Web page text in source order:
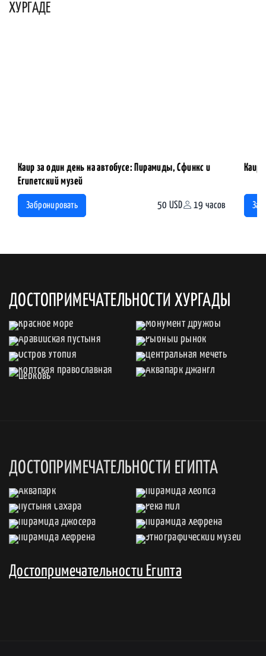
ХУРГАДЕ
Каир за один день на автобусе: Пирамиды, Сфинкс и
Египетский музей
Забронировать 50 USD 19 часов
Каир
ДОСТОПРИМЕЧАТЕЛЬНОСТИ ХУРГАДЫ
ДОСТОПРИМЕЧАТЕЛЬНОСТИ ЕГИПТА
Достопримечательности Египта